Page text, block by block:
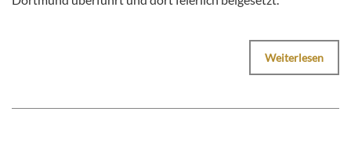
Weiterlesen